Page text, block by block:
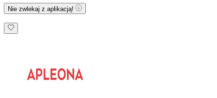
Nie zwlekaj z aplikacją!